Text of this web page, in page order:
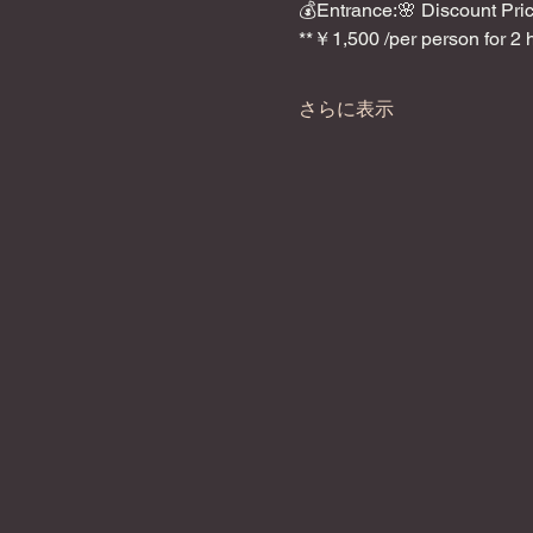
💰Entrance:🌸 Discount
**￥1,500 /per person for 2
さらに表示